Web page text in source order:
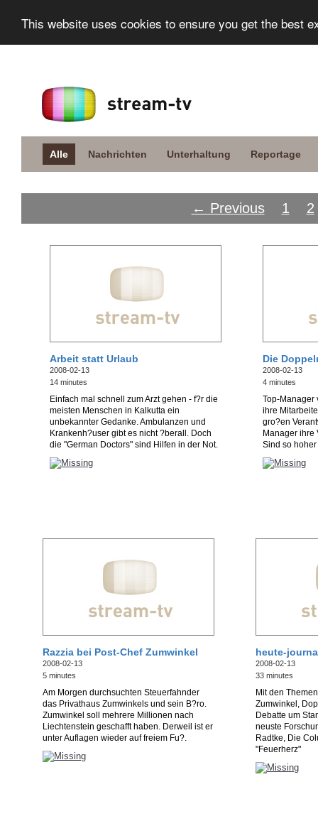
This website uses cookies to ensure you get the best
Alle Nachrichten Unterhaltung Reportage
← Previous 1 2
Arbeit statt Urlaub
2008-02-13
14 minutes
Einfach mal schnell zum Arzt gehen - f?r die
meisten Menschen in Kalkutta ein
unbekannter Gedanke. Ambulanzen und
Krankenh?user gibt es nicht ?berall. Doch
die "German Doctors" sind Hilfen in der Not.
Die
2008-02-13
4 minutes
Top-Manager
ihre
gro?en
Manager ihre
Sind so
Razzia bei Post-Chef Zumwinkel
2008-02-13
5 minutes
Am Morgen durchsuchten Steuerfahnder
das Privathaus Zumwinkels und sein B?ro.
Zumwinkel soll mehrere Millionen nach
Liechtenstein geschafft haben. Derweil ist er
unter Auflagen wieder auf freiem Fu?.
heute-
2008-02-13
33 minutes
Mit den
Zumwinkel,
Debatte um
neuste
Radtke, Die
"Feuerherz"